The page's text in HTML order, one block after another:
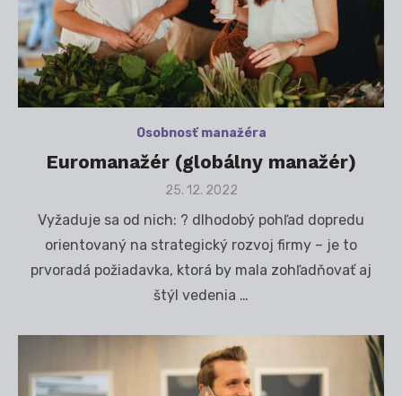
Osobnosť manažéra
Euromanažér (globálny manažér)
Posted
25. 12. 2022
Vyžaduje sa od nich: ? dlhodobý pohľad dopredu
orientovaný na strategický rozvoj firmy – je to
prvoradá požiadavka, ktorá by mala zohľadňovať aj
štýl vedenia …